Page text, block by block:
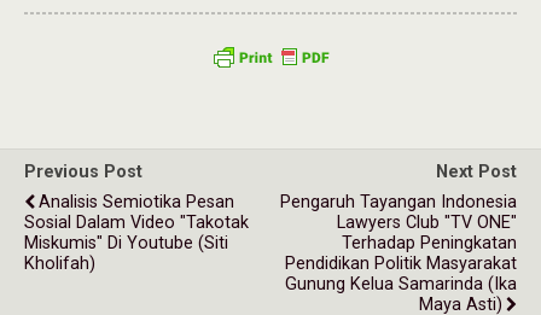
Previous Post
Analisis Semiotika Pesan
Sosial Dalam Video "Takotak
Miskumis" Di Youtube (Siti
Kholifah)
Next Post
Pengaruh Tayangan Indonesia
Lawyers Club "TV ONE"
Terhadap Peningkatan
Pendidikan Politik Masyarakat
Gunung Kelua Samarinda (Ika
Maya Asti)